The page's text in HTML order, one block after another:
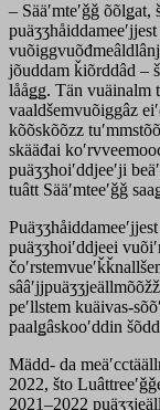
– Sääʹmteʹǧǧ
jõuddam ǩiõrddâd –
lååǥǥ. Tän vuäinalm
vaaldšemvuõiggâz
kõõskõõzz
skääđai
puäʒʒhoiʹddjeeʹji
tuâtt Sääʹmteeʹǧǧ
puäʒʒhoiʹddjeei
peʹllstem kuäivas-
paalǥâskooʹddin
Mädd- da
2022, što
2021–2022